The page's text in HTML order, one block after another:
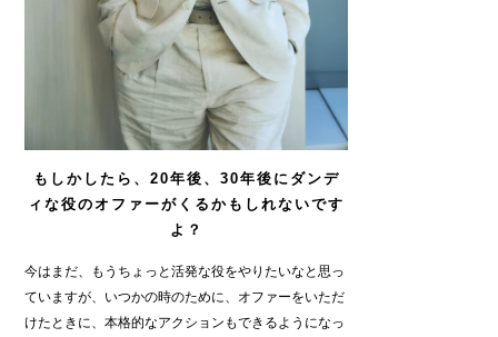
もしかしたら、20年後、30年後にダンデ
ィな役のオファーがくるかもしれないです
よ？
今はまだ、もうちょっと活発な役をやりたいなと思っ
ていますが、いつかの時のために、オファーをいただ
けたときに、本格的なアクションもできるようになっ